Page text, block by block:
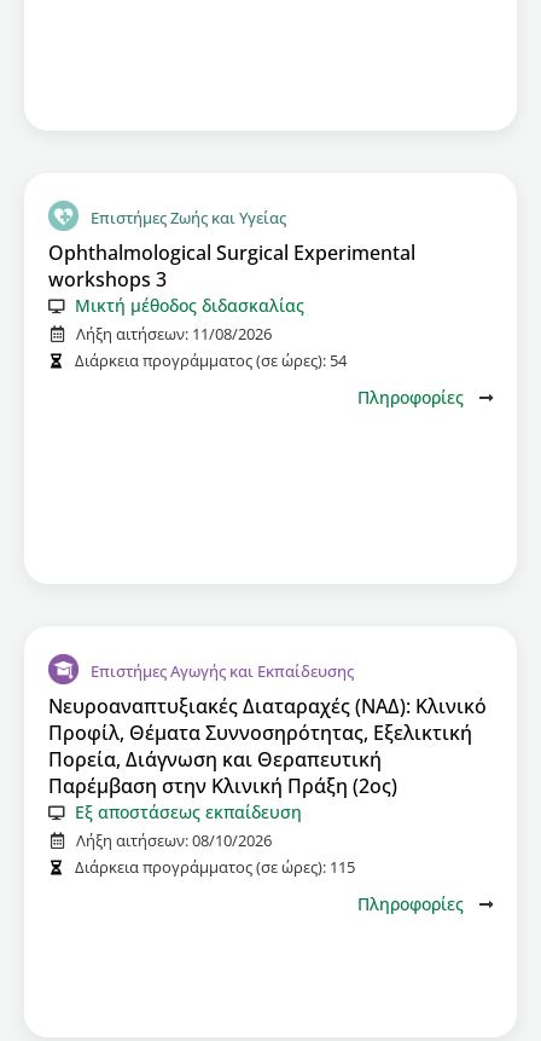
Επιστήμες Ζωής και Υγείας
Ophthalmological Surgical Experimental
workshops 3
Μικτή μέθοδος διδασκαλίας
Λήξη αιτήσεων: 11/08/2026
Διάρκεια προγράμματος (σε ώρες): 54
Πληροφορίες
Επιστήμες Αγωγής και Εκπαίδευσης
Νευροαναπτυξιακές Διαταραχές (ΝΑΔ): Κλινικό
Προφίλ, Θέματα Συννοσηρότητας, Εξελικτική
Πορεία, Διάγνωση και Θεραπευτική
Παρέμβαση στην Κλινική Πράξη (2ος)
Εξ αποστάσεως εκπαίδευση
Λήξη αιτήσεων:08/10/2026
Διάρκεια προγράμματος (σε ώρες): 115
Πληροφορίες